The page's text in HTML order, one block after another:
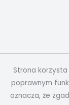
Strona
poprawnym
oznacza, że